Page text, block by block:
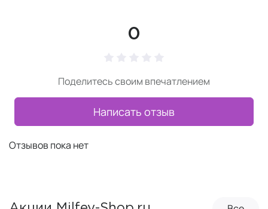
0
Поделитесь своим впечатлением
Написать отзыв
Отзывов пока нет